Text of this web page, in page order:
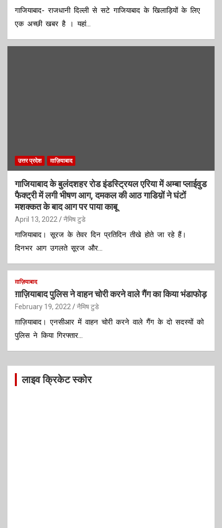
गाजियाबाद- राजधानी दिल्ली से सटे गाजियाबाद के खिलाड़ियों के लिए
एक अच्छी खबर है । यहां…
उत्तर प्रदेश ग़ाज़ियाबाद
गाजियाबाद के बुलंदशहर रोड इंडस्ट्रियल एरिया में अम्बा प्लाईवुड
फैक्ट्री में लगी भीषण आग, दमकल की आठ गाडिय़ों ने घंटों
मशक्कत के बाद आग पर पाया काबू
April 13, 2022 नैमिष टुडे
गाजियाबाद। सूरज के तेवर दिन प्रतिदिन तीखे होते जा रहे हैं।
दिनभर आग उगलते सूरज और…
ग़ाज़ियाबाद
ग़ाज़ियाबाद पुलिस ने वाहन चोरी करने वाले गैंग का किया भंडाफोड़
February 19, 2022 नैमिष टुडे
ग़ाज़ियाबाद। एनसीआर में वाहन चोरी करने वाले गैंग के दो सदस्यों को
पुलिस ने किया गिरफ्तार…
लाइव क्रिकेट स्कोर